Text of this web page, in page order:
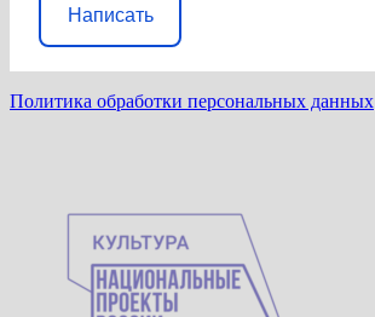
Написать
Политика обработки персональных данных